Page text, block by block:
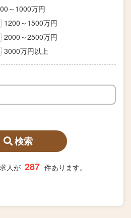
～1000万円
1200～1500万円
2000～2500万円
3000万円以上
検索
人が 287 件あります。